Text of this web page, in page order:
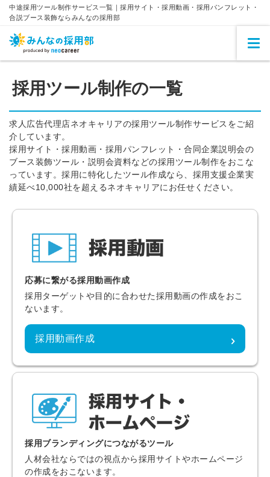
中途採用ツール制作サービス一覧｜採用サイト・採用動画・採用パンフレット・
合説ブース装飾ならみんなの採用部
採用ツール制作の一覧
求人広告代理店ネオキャリアの採用ツール制作サービスをご紹
介しています。
採用サイト・採用動画・採用パンフレット・合同企業説明会の
ブース装飾ツール・説明会資料などの採用ツール制作をおこな
っています。採用に特化したツール作成なら、採用支援企業実
績延べ10,000社を超えるネオキャリアにお任せください。
応募に繋がる採用動画作成
採用ターゲットや目的に合わせた採用動画の作成をおこ
ないます。
採用動画作成
採用ブランディングにつながるツール
人材会社ならではの視点から採用サイトやホームページ
の作成をおこないます。